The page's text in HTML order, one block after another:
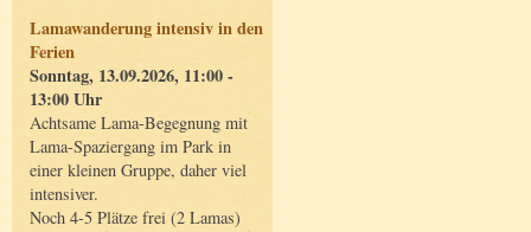
Lamawanderung intensiv in den
Ferien
Sonntag, 13.09.2026, 11:00 -
13:00 Uhr
Achtsame Lama-Begegnung mit
Lama-Spaziergang im Park in
einer kleinen Gruppe, daher viel
intensiver.
Noch 4-5 Plätze frei (2 Lamas)